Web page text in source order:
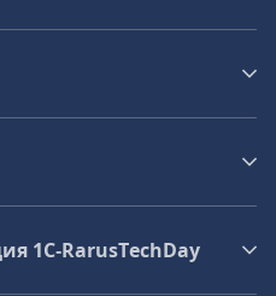
1C‑RarusTechDay